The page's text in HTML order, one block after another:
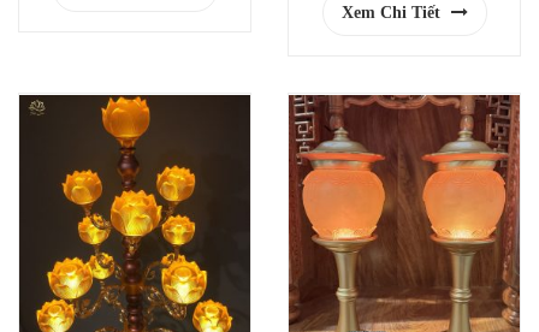
Xem Chi Tiết